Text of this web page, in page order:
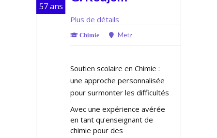
57 ans
Plus de détails
Chimie Metz
Soutien scolaire en Chimie :
une approche personnalisée
pour surmonter les difficultés
Avec une expérience avérée
en tant qu'enseignant de
chimie pour des